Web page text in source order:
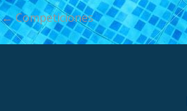
Navegación
de
← Competiciones